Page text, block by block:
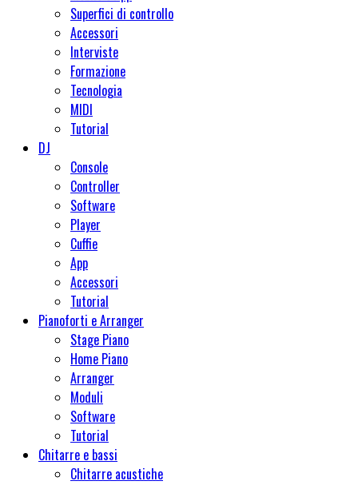
Superfici di controllo
Accessori
Interviste
Formazione
Tecnologia
MIDI
Tutorial
DJ
Console
Controller
Software
Player
Cuffie
App
Accessori
Tutorial
Pianoforti e Arranger
Stage Piano
Home Piano
Arranger
Moduli
Software
Tutorial
Chitarre e bassi
Chitarre acustiche